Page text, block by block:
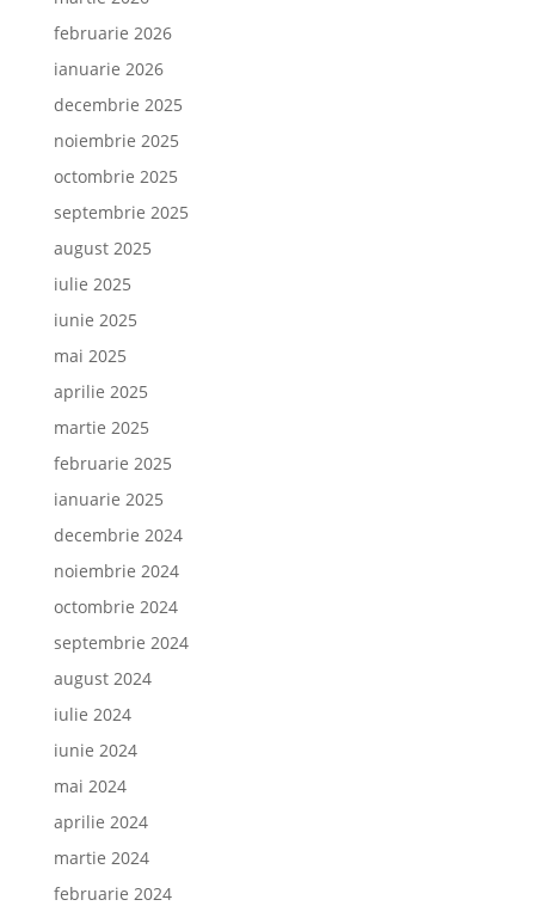
februarie 2026
ianuarie 2026
decembrie 2025
noiembrie 2025
octombrie 2025
septembrie 2025
august 2025
iulie 2025
iunie 2025
mai 2025
aprilie 2025
martie 2025
februarie 2025
ianuarie 2025
decembrie 2024
noiembrie 2024
octombrie 2024
septembrie 2024
august 2024
iulie 2024
iunie 2024
mai 2024
aprilie 2024
martie 2024
februarie 2024